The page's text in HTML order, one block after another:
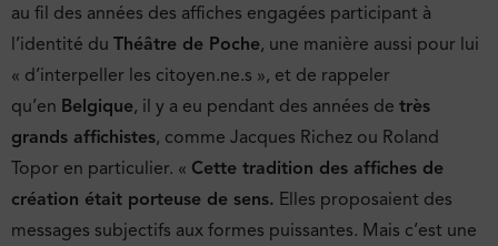
au fil des années des affiches engagées participant à
l’identité du Théâtre de Poche, une manière aussi pour lui
« d’interpeller les citoyen.ne.s », et de rappeler
qu’en Belgique, il y a eu pendant des années de très
grands affichistes, comme Jacques Richez ou Roland
Topor en particulier. « Cette tradition des affiches de
création était porteuse de sens. Elles proposaient des
messages subjectifs aux formes puissantes. Mais c’est une